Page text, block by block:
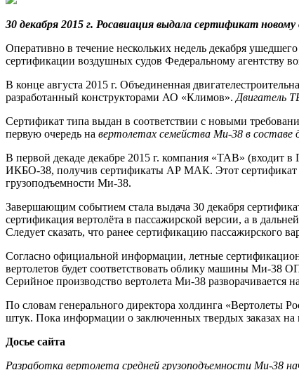
30 декабря 2015 г. Росавиация выдала сертификат
Оперативно в течение нескольких недель декабря
сертификации воздушных судов Федеральному агентству
В конце августа 2015 г. Объединенная
разработанный конструкторами АО «Климов». Двигатель
Сертификат типа выдан в соответствии с новыми
первую очередь на вертолетах семейства Ми-38 в составе
В первой декаде декабре 2015 г. компания «ТАВ» (входит
ИКБО-38, получив сертификаты АР МАК. Этот сертификат
грузоподъемности Ми-38.
Завершающим событием стала выдача 30 декабря
сертификация вертолёта в пассажирской версии, а в
Следует сказать, что ранее сертификацию пассажирского
Согласно официальной информации, летные
вертолетов будет соответствовать облику машины Ми-38
Серийное производство вертолета Ми-38 разворачивается
По словам генерального директора холдинга «Вертолеты
штук. Пока информации о заключенных твердых заказах
Досье сайта
Разработка вертолета средней грузоподъемности Ми-38